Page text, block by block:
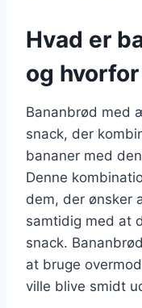
Hvad er
og
Bananbrød med
snack, der
bananer med
Denne
dem, der ønsker
samtidig med at
snack.
at bruge
ville blive smidt